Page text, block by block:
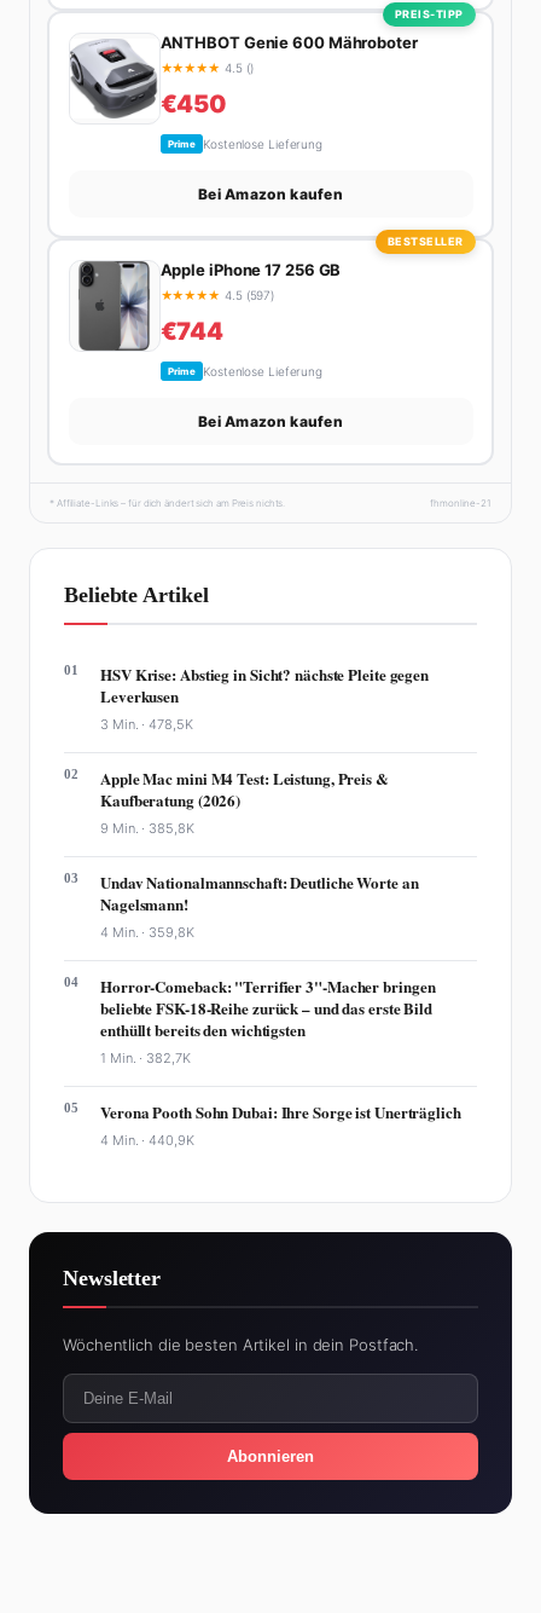
PREIS-TIPP
ANTHBOT Genie 600 Mähroboter
★★★★★ 4.5 ()
€450
Prime Kostenlose Lieferung
Bei Amazon kaufen
BESTSELLER
Apple iPhone 17 256 GB
★★★★★ 4.5 (597)
€744
Prime Kostenlose Lieferung
Bei Amazon kaufen
* Affiliate-Links – für dich ändert sich am Preis nichts. fhmonline-21
Beliebte Artikel
01
HSV Krise: Abstieg in Sicht? nächste Pleite gegen
Leverkusen
3 Min. ·478,5K
02
Apple Mac mini M4 Test: Leistung, Preis &
Kaufberatung (2026)
9 Min. · 385,8K
03
Undav Nationalmannschaft: Deutliche Worte an
Nagelsmann!
4 Min. · 359,8K
04
Horror-Comeback: "Terrifier 3"-Macher bringen
beliebte FSK-18-Reihe zurück – und das erste Bild
enthüllt bereits den wichtigsten
1 Min. · 382,7K
05 Verona Pooth Sohn Dubai: Ihre Sorge ist Unerträglich
4 Min. ·440,9K
Newsletter
Wöchentlich die besten Artikel in dein Postfach.
Abonnieren